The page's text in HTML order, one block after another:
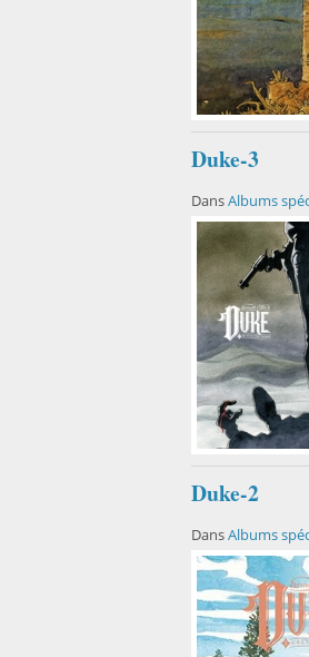
Duke-3
DansAlbums
Duke-2
DansAlbums